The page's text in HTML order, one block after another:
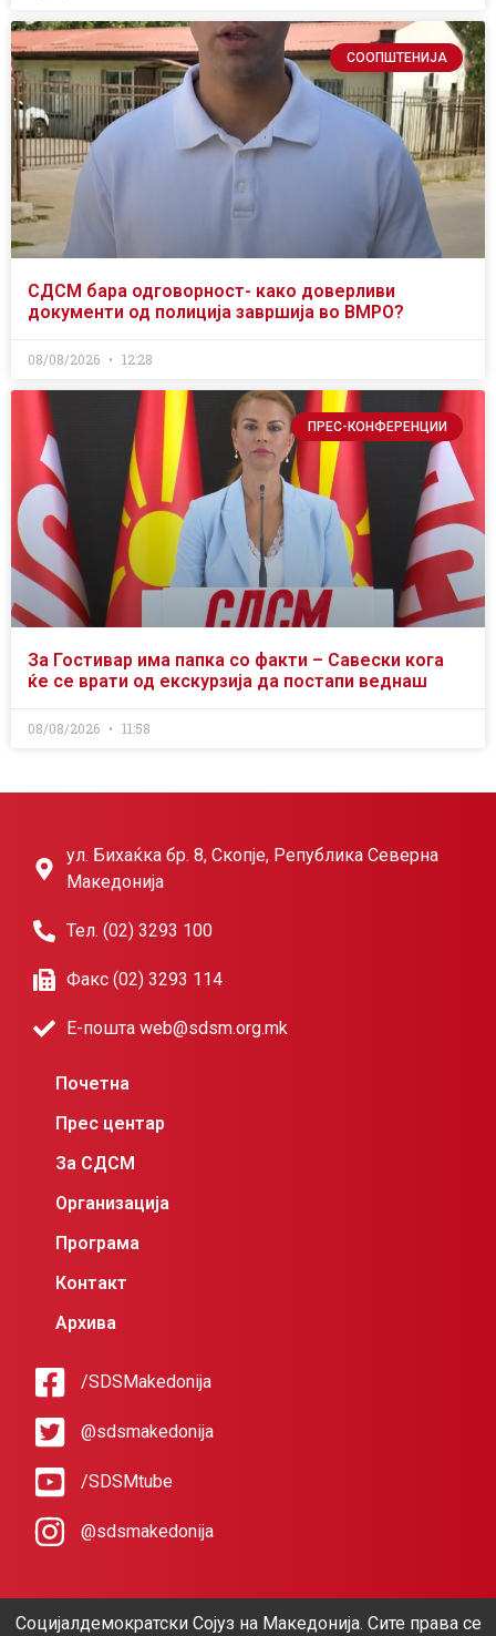
СООПШТЕНИЈА
СДСМ бара одговорност- како доверливи
документи од полиција завршија во ВМРО?
08/08/2026 12:28
ПРЕС-КОНФЕРЕНЦИИ
За Гостивар има папка со факти – Савески кога
ќе се врати од екскурзија да постапи веднаш
08/08/2026 11:58
ул. Бихаќка бр. 8, Скопје, Република Северна
Македонија
Тел. (02) 3293 100
Факс (02) 3293 114
Е-пошта web@sdsm.org.mk
Почетна
Прес центар
За СДСМ
Организација
Програма
Контакт
Архива
/SDSMakedonija
@sdsmakedonija
/SDSMtube
@sdsmakedonija
Социјалдемократски Сојуз на Македонија. Сите права се